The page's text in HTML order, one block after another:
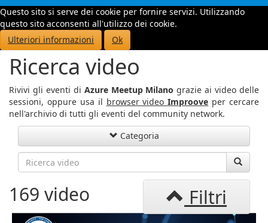
Questo sito si serve dei cookie per fornire servizi. Utilizzando
questo sito acconsenti all'utilizzo dei cookie.
Ulteriori informazioni
Ok
Toggle
Ricerca video
Rivivi gli eventi di Azure Meetup Milano grazie ai video delle
sessioni, oppure usa il browser videoImproove per cercare
nell'archivio di tutti gli eventi del community network.
Categoria
169 video Filtri